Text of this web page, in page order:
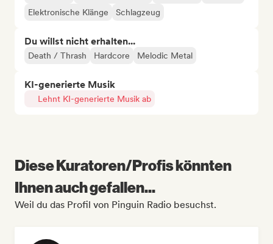
Elektronische Klänge Schlagzeug
Du willst nicht erhalten...
Death / Thrash Hardcore Melodic Metal
KI-generierte Musik
Lehnt KI-generierte Musik ab
Diese Kuratoren/Profis könnten
Ihnen auch gefallen...
Weil du das Profil von Pinguin Radio besuchst.